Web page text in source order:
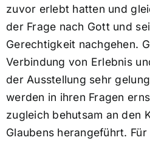
zuvor erlebt hatten und
der Frage nach Gott und
Gerechtigkeit nachgehen.
Verbindung von Erlebnis
der Ausstellung sehr
werden in ihren Fragen
zugleich behutsam an den
Glaubens herangeführt.